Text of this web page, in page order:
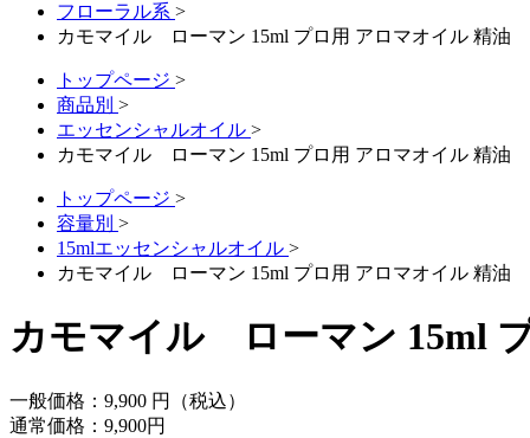
フローラル系 >
カモマイル ローマン 15ml プロ用 アロマオイル 精油
トップページ >
商品別 >
エッセンシャルオイル >
カモマイル ローマン 15ml プロ用 アロマオイル 精油
トップページ >
容量別 >
15mlエッセンシャルオイル >
カモマイル ローマン 15ml プロ用 アロマオイル 精油
カモマイル ローマン 15ml
一般価格： 9,900 円（税込）
通常価格： 9,900円